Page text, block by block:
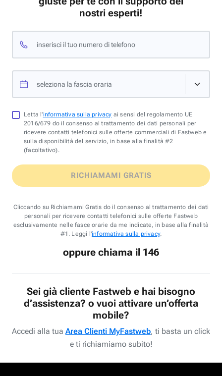
nostri esperti!
inserisci il tuo numero di telefono
seleziona la fascia oraria
Letta l'informativa sulla privacy ai sensi del regolamento UE
2016/679 do il consenso al trattamento dei dati personali per
ricevere contatti telefonici sulle offerte commerciali di Fastweb e
sulla disponibilità del servizio, in base alla finalità #2
(facoltativo).
RICHIAMAMI GRATIS
Cliccando su Richiamami Gratis do il consenso al trattamento dei dati
personali per ricevere contatti telefonici sulle offerte Fastweb
esclusivamente nelle fasce orarie da me indicate, in base alla finalità
#1. Leggi l'informativa sulla privacy.
oppure chiama il 146
Sei già cliente Fastweb e hai bisogno
d’assistenza? o vuoi attivare un’offerta
mobile?
Accedi alla tua Area Clienti MyFastweb, ti basta un click
e ti richiamiamo subito!